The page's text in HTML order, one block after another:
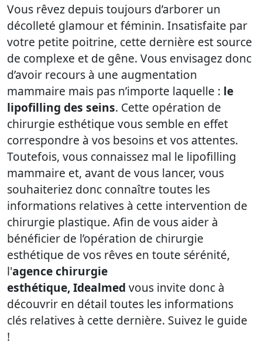
Vous rêvez depuis toujours d’arborer un
décolleté glamour et féminin. Insatisfaite par
votre petite poitrine, cette dernière est source
de complexe et de gêne. Vous envisagez donc
d’avoir recours à une augmentation
mammaire mais pas n’importe laquelle : le
lipofilling des seins. Cette opération de
chirurgie esthétique vous semble en effet
correspondre à vos besoins et vos attentes.
Toutefois, vous connaissez mal le lipofilling
mammaire et, avant de vous lancer, vous
souhaiteriez donc connaître toutes les
informations relatives à cette intervention de
chirurgie plastique. Afin de vous aider à
bénéficier de l’opération de chirurgie
esthétique de vos rêves en toute sérénité,
l'agence chirurgie
esthétique,Idealmed vous invite donc à
découvrir en détail toutes les informations
clés relatives à cette dernière. Suivez le guide
!